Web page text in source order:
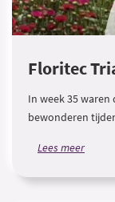
Floritec
In week 35
bewonderen
Lees meer